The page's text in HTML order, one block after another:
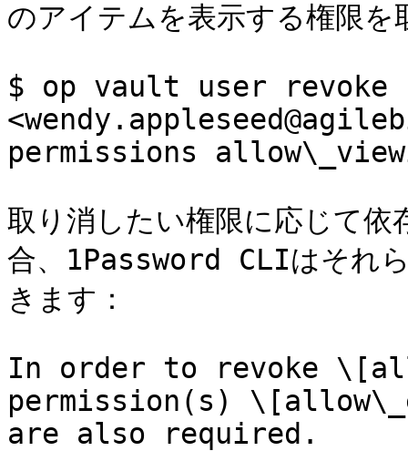
のアイテムを表示する権限
$ op vault user revoke
permissions
取り消したい権限に応じて依
合、1Password CLIはそれ
きます：
In order to revoke
permission(s)
are also required.